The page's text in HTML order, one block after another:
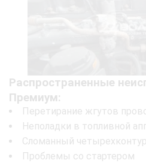
Распространенные
Премиум:
Перетирание жгутов
Неполадки в топливной
Сломанный
Проблемы со стартером